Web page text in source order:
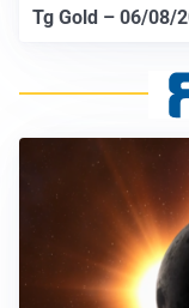
Tg Gold – 06/08/